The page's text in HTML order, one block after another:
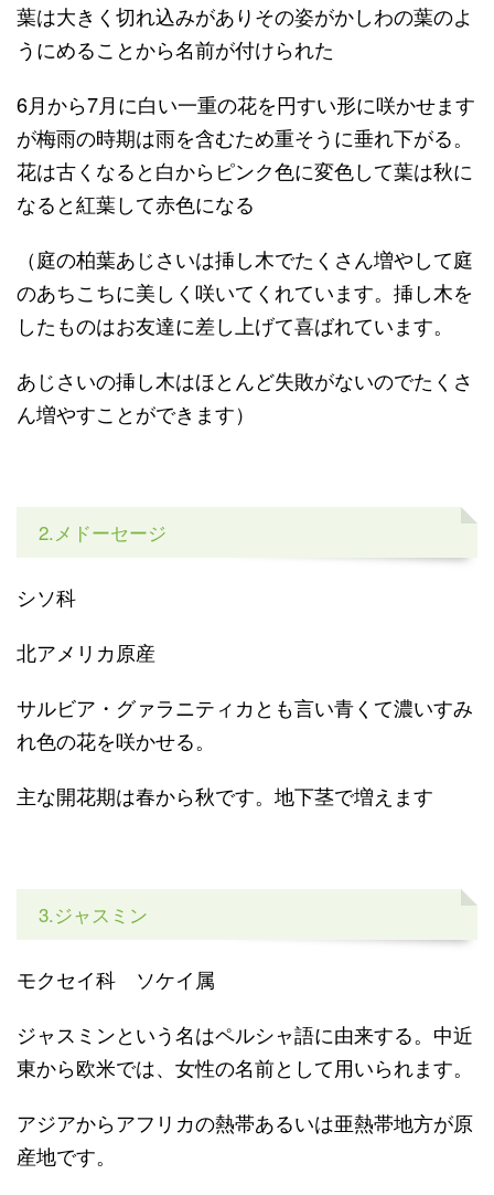
葉は大きく切れ込みがありその姿がかしわの葉のよ
うにめることから名前が付けられた
6月から7月に白い一重の花を円すい形に咲かせます
が梅雨の時期は雨を含むため重そうに垂れ下がる。
花は古くなると白からピンク色に変色して葉は秋に
なると紅葉して赤色になる
（庭の柏葉あじさいは挿し木でたくさん増やして庭
のあちこちに美しく咲いてくれています。挿し木を
したものはお友達に差し上げて喜ばれています。
あじさいの挿し木はほとんど失敗がないのでたくさ
ん増やすことができます）
2.メドーセージ
シソ科
北アメリカ原産
サルビア・グァラニティカとも言い青くて濃いすみ
れ色の花を咲かせる。
主な開花期は春から秋です。地下茎で増えます
3.ジャスミン
モクセイ科 ソケイ属
ジャスミンという名はペルシャ語に由来する。中近
東から欧米では、女性の名前として用いられます。
アジアからアフリカの熱帯あるいは亜熱帯地方が原
産地です。